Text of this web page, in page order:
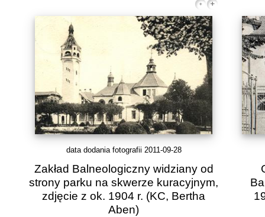
data dodania fotografii 2011-09-28
Zakład Balneologiczny widziany od
strony parku na skwerze kuracyjnym,
zdjęcie z ok. 1904 r. (KC, Bertha
Aben)